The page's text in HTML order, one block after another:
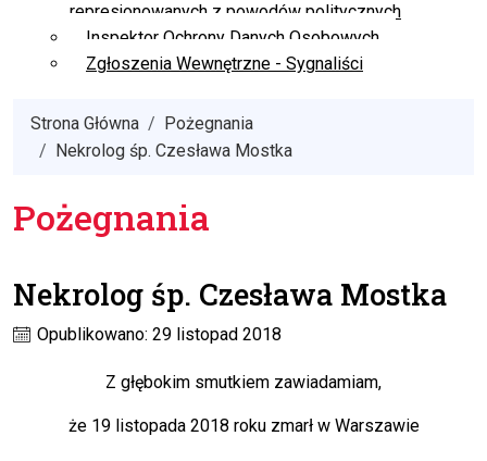
represjonowanych z powodów politycznych
Inspektor Ochrony Danych Osobowych
Zgłoszenia Wewnętrzne - Sygnaliści
Strona Główna
Pożegnania
Nekrolog śp. Czesława Mostka
Pożegnania
Nekrolog śp. Czesława Mostka
Opublikowano: 29 listopad 2018
Z głębokim smutkiem zawiadamiam,
że 19 listopada 2018 roku zmarł w Warszawie